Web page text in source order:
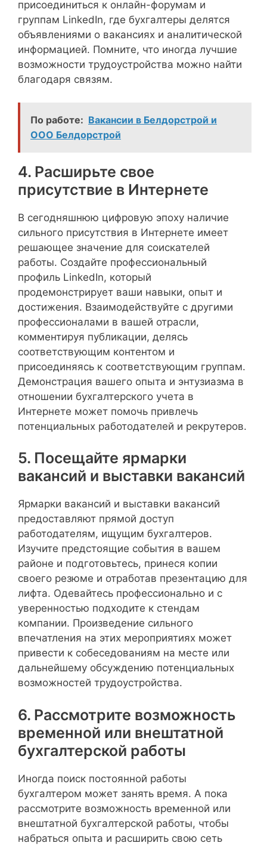
присоединиться к онлайн-форумам и
группам LinkedIn, где бухгалтеры делятся
объявлениями о вакансиях и аналитической
информацией. Помните, что иногда лучшие
возможности трудоустройства можно найти
благодаря связям.
По работе: Вакансии в Белдорстрой и
ООО Белдорстрой
4. Расширьте свое
присутствие в Интернете
В сегодняшнюю цифровую эпоху наличие
сильного присутствия в Интернете имеет
решающее значение для соискателей
работы. Создайте профессиональный
профиль LinkedIn, который
продемонстрирует ваши навыки, опыт и
достижения. Взаимодействуйте с другими
профессионалами в вашей отрасли,
комментируя публикации, делясь
соответствующим контентом и
присоединяясь к соответствующим группам.
Демонстрация вашего опыта и энтузиазма в
отношении бухгалтерского учета в
Интернете может помочь привлечь
потенциальных работодателей и рекрутеров.
5. Посещайте ярмарки
вакансий и выставки вакансий
Ярмарки вакансий и выставки вакансий
предоставляют прямой доступ
работодателям, ищущим бухгалтеров.
Изучите предстоящие события в вашем
районе и подготовьтесь, принеся копии
своего резюме и отработав презентацию для
лифта. Одевайтесь профессионально и с
уверенностью подходите к стендам
компании. Произведение сильного
впечатления на этих мероприятиях может
привести к собеседованиям на месте или
дальнейшему обсуждению потенциальных
возможностей трудоустройства.
6. Рассмотрите возможность
временной или внештатной
бухгалтерской работы
Иногда поиск постоянной работы
бухгалтером может занять время. А пока
рассмотрите возможность временной или
внештатной бухгалтерской работы, чтобы
набраться опыта и расширить свою сеть